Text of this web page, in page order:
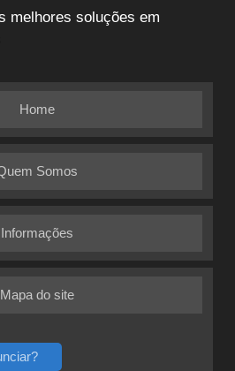
melhores soluções em
Home
Somos
Informações
Mapa do site